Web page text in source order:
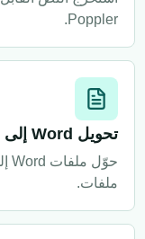
Poppler.
تحويل Word إلى PDF
ملفات.